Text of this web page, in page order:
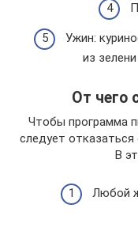
Ужин:
из
От чего
Чтобы программа
следует
В
Любой